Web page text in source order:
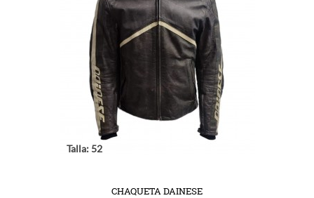
Talla: 52
CHAQUETA DAINESE